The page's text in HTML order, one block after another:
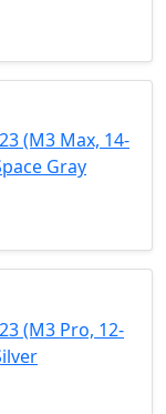
(M3 Max, 14-
Gray
(M3 Pro, 12-